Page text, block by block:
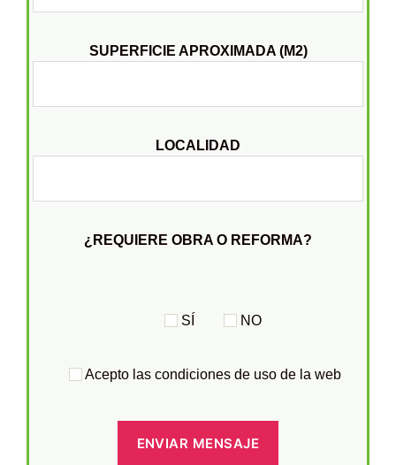
SUPERFICIE APROXIMADA (M2)
LOCALIDAD
¿REQUIERE OBRA O REFORMA?
SÍ NO
Acepto las condiciones de uso de la web